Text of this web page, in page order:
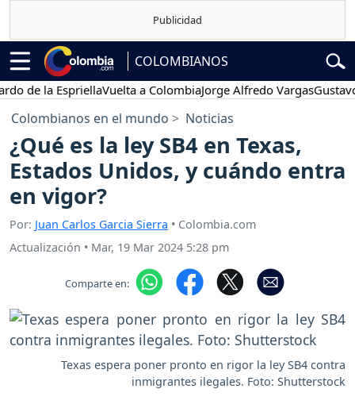
COLOMBIANOS
la EspriellaVuelta a ColombiaJorge Alfredo VargasGustavo
Colombianos en el mundo Noticias
¿Qué es la ley SB4 en Texas,
Estados Unidos, y cuándo entra
en vigor?
Por: Juan Carlos Garcia Sierra • Colombia.com
Actualización • Mar, 19 Mar 2024 5:28 pm
Comparte en:
Texas espera poner pronto en rigor la ley SB4 contra
inmigrantes ilegales. Foto: Shutterstock